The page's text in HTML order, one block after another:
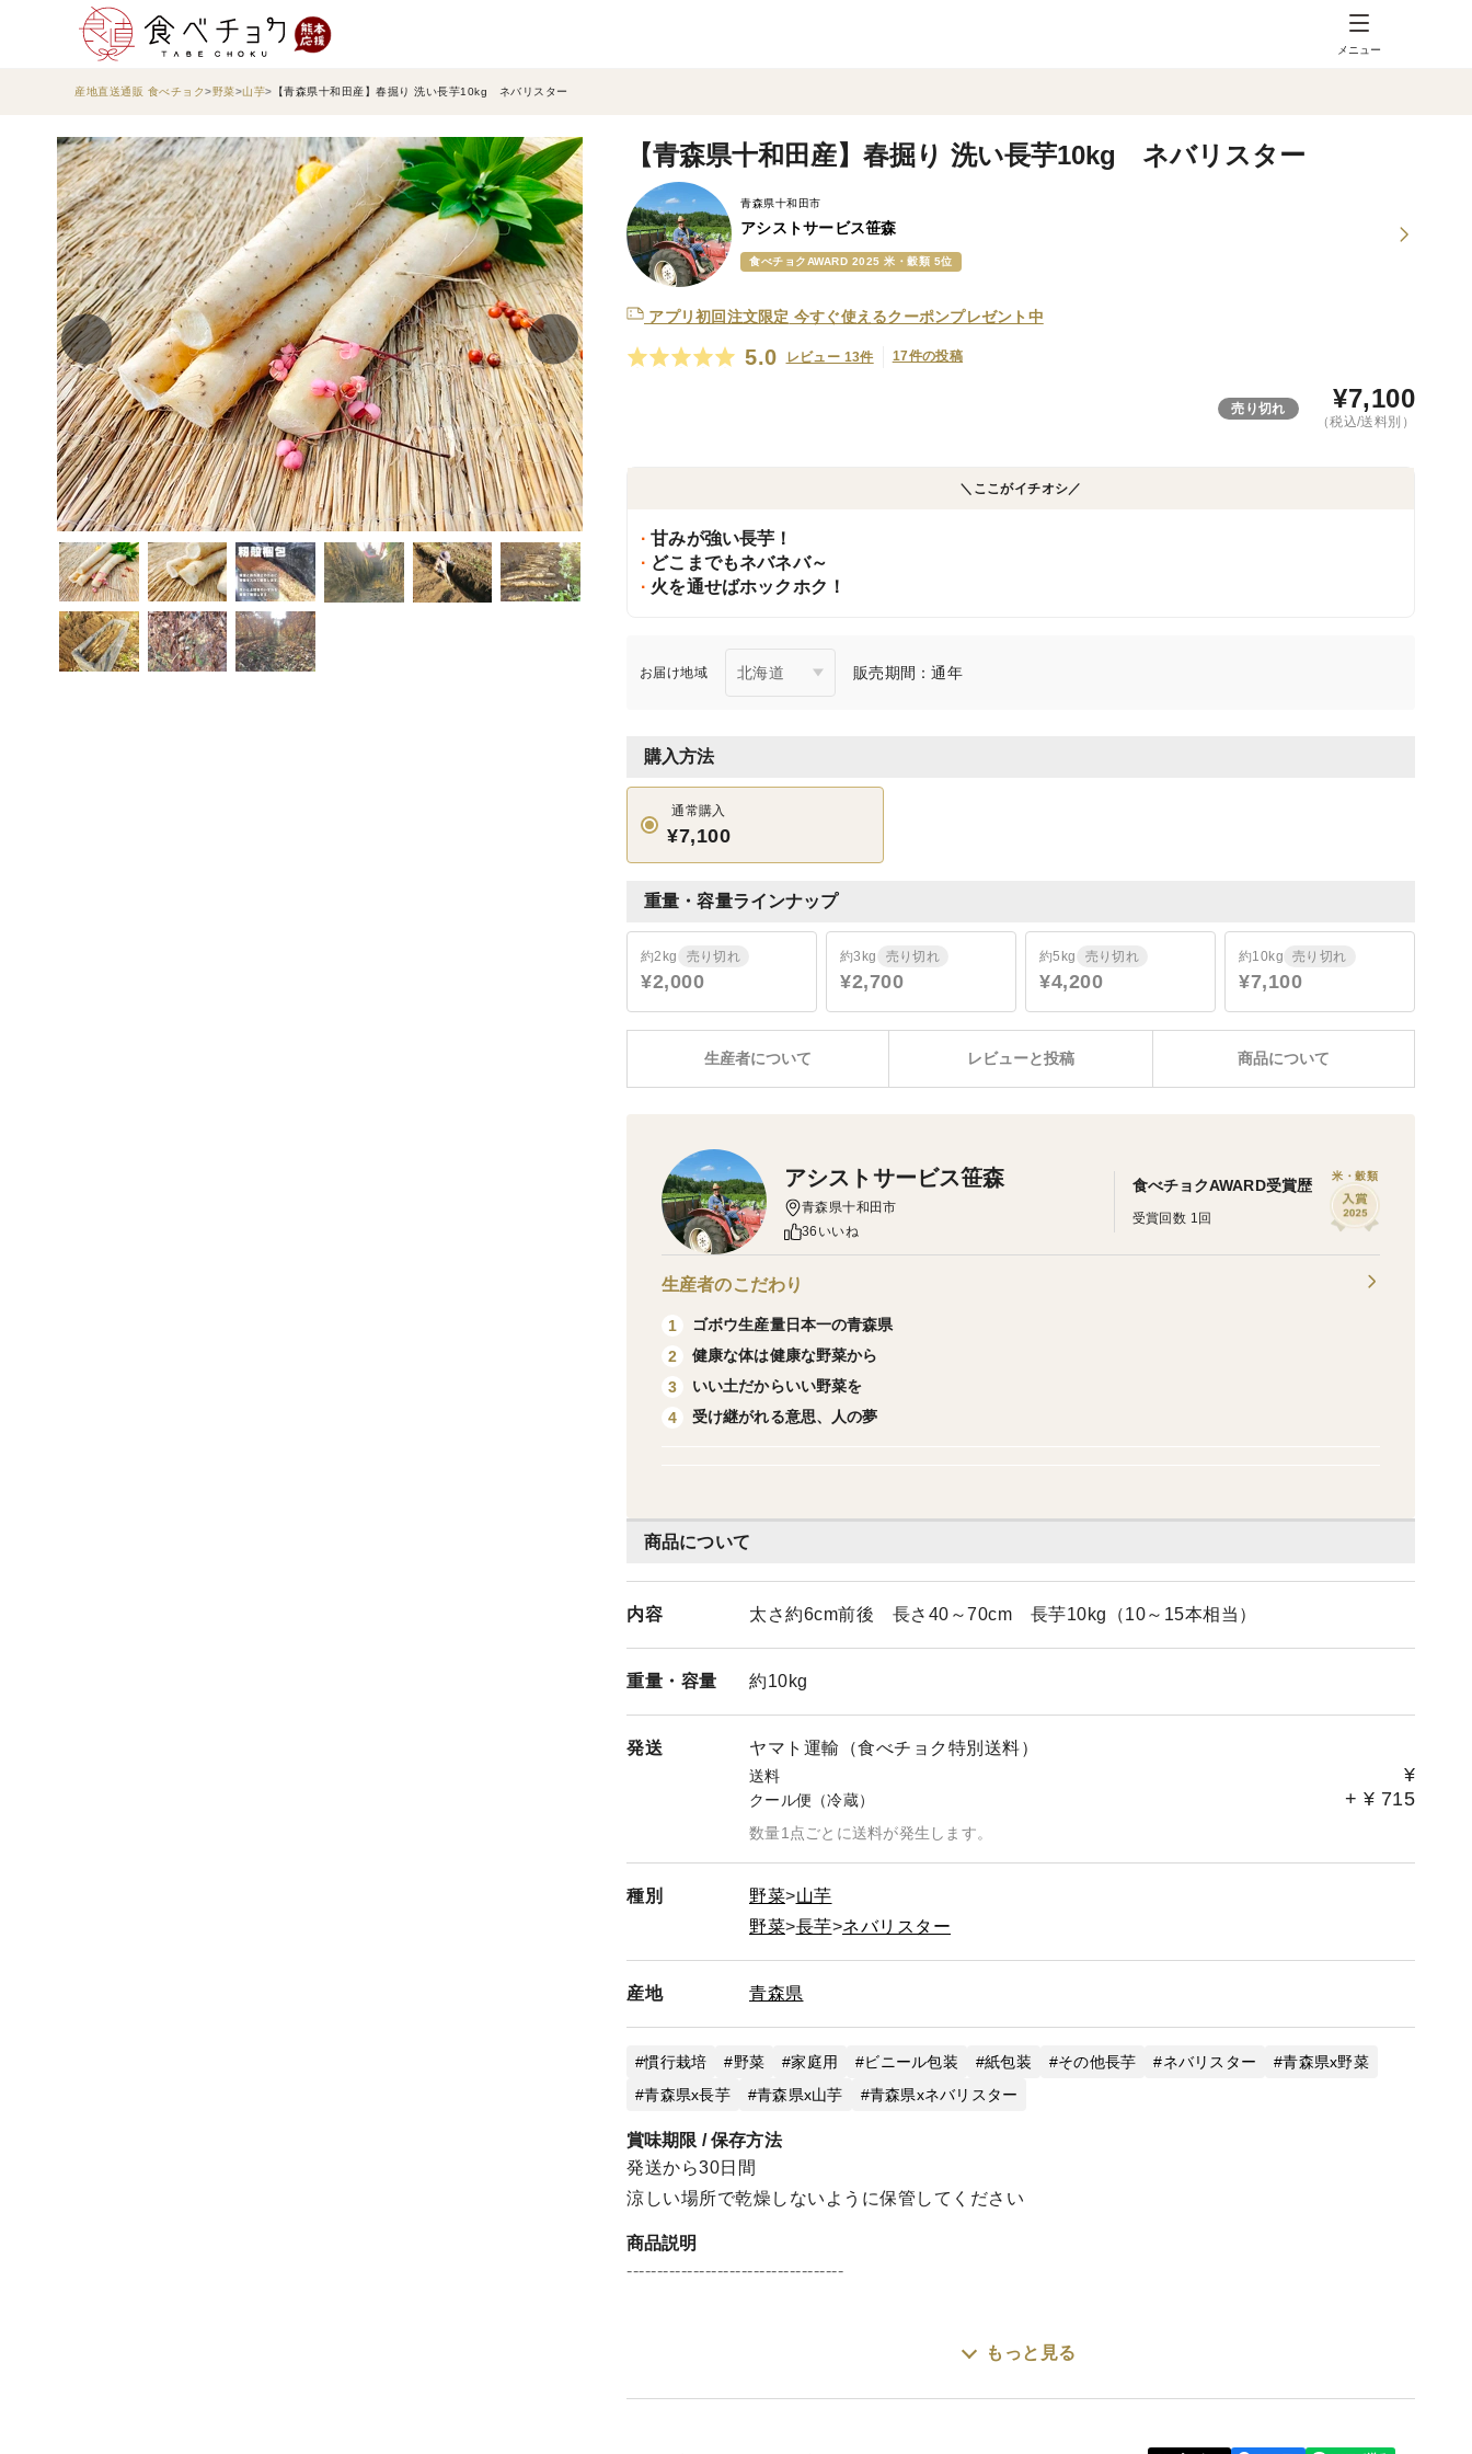
メニュー
産地直送通販 食べチョク 野菜 山芋 【青森県十和田産】春掘り 洗い長芋10kg ネバリスター
【青森県十和田産】春掘り 洗い長芋10kg ネバリスター
青森県十和田市
アシストサービス笹森
食べチョクAWARD 2025 米・穀類 5位
アプリ初回注文限定 今すぐ使えるクーポンプレゼント中
5.0 レビュー 13件 17件の投稿
売り切れ ¥7,100
（税込/送料別）
＼ここがイチオシ／
甘みが強い長芋！
どこまでもネバネバ～
火を通せばホックホク！
お届け地域 販売期間：通年
購入方法
通常購入
¥7,100
重量・容量ラインナップ
約2kg 売り切れ
¥2,000
約3kg 売り切れ
¥2,700
約5kg 売り切れ
¥4,200
約10kg 売り切れ
¥7,100
レビューと投稿 商品について
生産者について
商品について
内容 太さ約6cm前後 長さ40～70cm 長芋10kg（10～15本相当）
重量・ 容量 約10kg
発送 ヤマト運輸（食べチョク特別送料）
送料 ¥
クール便（冷蔵） + ¥ 715
数量1点ごとに送料が発生します。
種別 野菜
山芋
野菜 長芋 ネバリスター
産地 青森県
慣行栽培 野菜 家庭用 ビニール包装 紙包装 その他長芋 ネバリスター
青森県x野菜
青森県x長芋
青森県x山芋 青森県xネバリスター
賞味期限 / 保存方法
発送から30日間
涼しい場所で乾燥しないように保管してください
商品説明
------------------------------------
もっと見る
アシストサービス笹森
青森県十和田市
36いいね
食べチョクAWARD受賞歴
受賞回数 1回
米・穀類
生産者のこだわり
1
ゴボウ生産量日本一の青森県
2
健康な体は健康な野菜から
3
いい土だからいい野菜を
4
受け継がれる意思、人の夢